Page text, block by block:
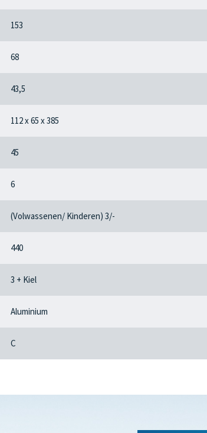
153
68
43,5
112 x 65 x 385
45
6
(Volwassenen/ Kinderen) 3/-
440
3 + Kiel
Aluminium
C